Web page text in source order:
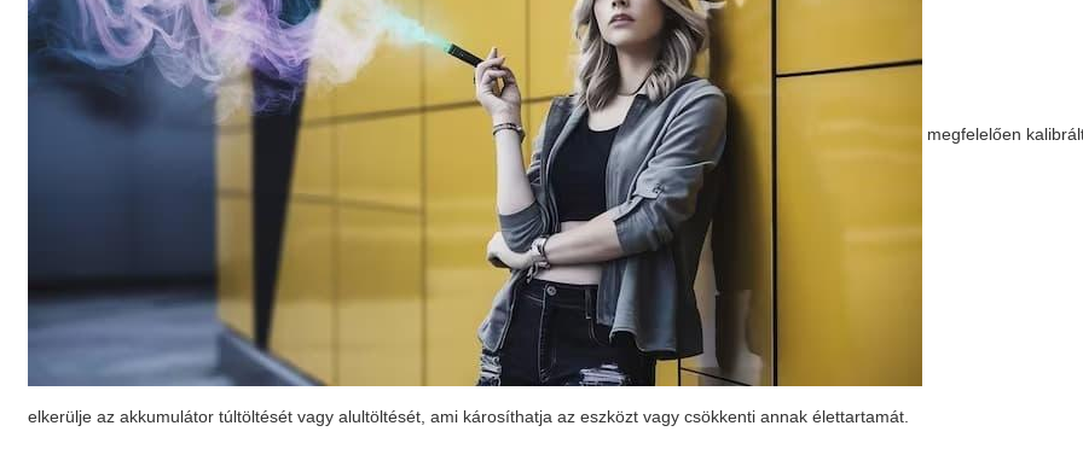
megfelelően
elkerülje az akkumulátor túltöltését vagy alultöltését, ami károsíthatja az eszközt vagy csökkenti annak élettartamát.